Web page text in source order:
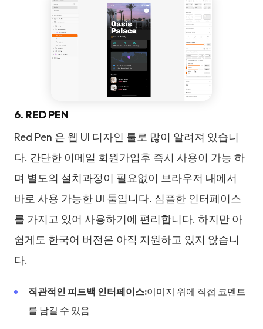
6. RED PEN
Red Pen 은 웹 UI 디자인 툴로 많이 알려져 있습니
다. 간단한 이메일 회원가입후 즉시 사용이 가능 하
며 별도의 설치과정이 필요없이 브라우저 내에서
바로 사용 가능한 UI 툴입니다. 심플한 인터페이스
를 가지고 있어 사용하기에 편리합니다. 하지만 아
쉽게도 한국어 버전은 아직 지원하고 있지 않습니
다.
직관적인 피드백 인터페이스:이미지 위에 직접 코멘트
를 남길 수 있음